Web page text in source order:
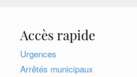
Accès rapide
Urgences
Arrêtés municipaux